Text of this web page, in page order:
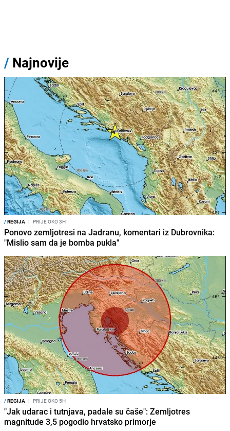
/ Najnovije
/REGIJA I PRIJE OKO 3H
Ponovo zemljotresi na Jadranu, komentari iz Dubrovnika:
"Mislio sam da je bomba pukla"
/REGIJA I PRIJE OKO 5H
"Jak udarac i tutnjava, padale su čaše": Zemljotres
magnitude 3,5 pogodio hrvatsko primorje